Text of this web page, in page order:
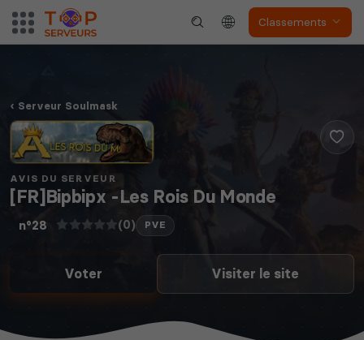
Classements
The Front Atlas
Dune Awakening
Neverwinter
Nights
Serveur Soulmask
AVIS DU SERVEUR
[FR]Bipbipx -Les Rois Du Monde
n°28 (0) PVE
Voter Visiter le site